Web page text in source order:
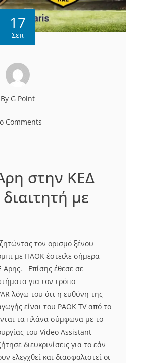
17
Σεπ
By G Point
Comments
στην ΚΕΔ
με
τον ορισμό ξένου
με ΠΑΟΚ έστειλε σήμερα
Αρης. Επίσης έθεσε σε
για τον τρόπο
λόγω του ότι η ευθύνη της
είναι του PAOK TV από το
τα πλάνα σύμφωνα με το
του Video Assistant
διευκρινίσεις για το εάν
ελεγχθεί και διασφαλιστεί οι